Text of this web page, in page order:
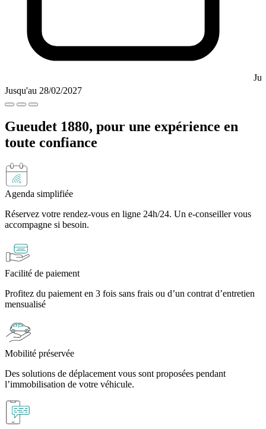
Jusqu'au 28/02/2027
Gueudet 1880, pour une expérience en
toute confiance
Agenda simplifiée
Réservez votre rendez-vous en ligne 24h/24. Un e-conseiller vous
accompagne si besoin.
Facilité de paiement
Profitez du paiement en 3 fois sans frais ou d’un contrat d’entretien
mensualisé
Mobilité préservée
Des solutions de déplacement vous sont proposées pendant
l’immobilisation de votre véhicule.